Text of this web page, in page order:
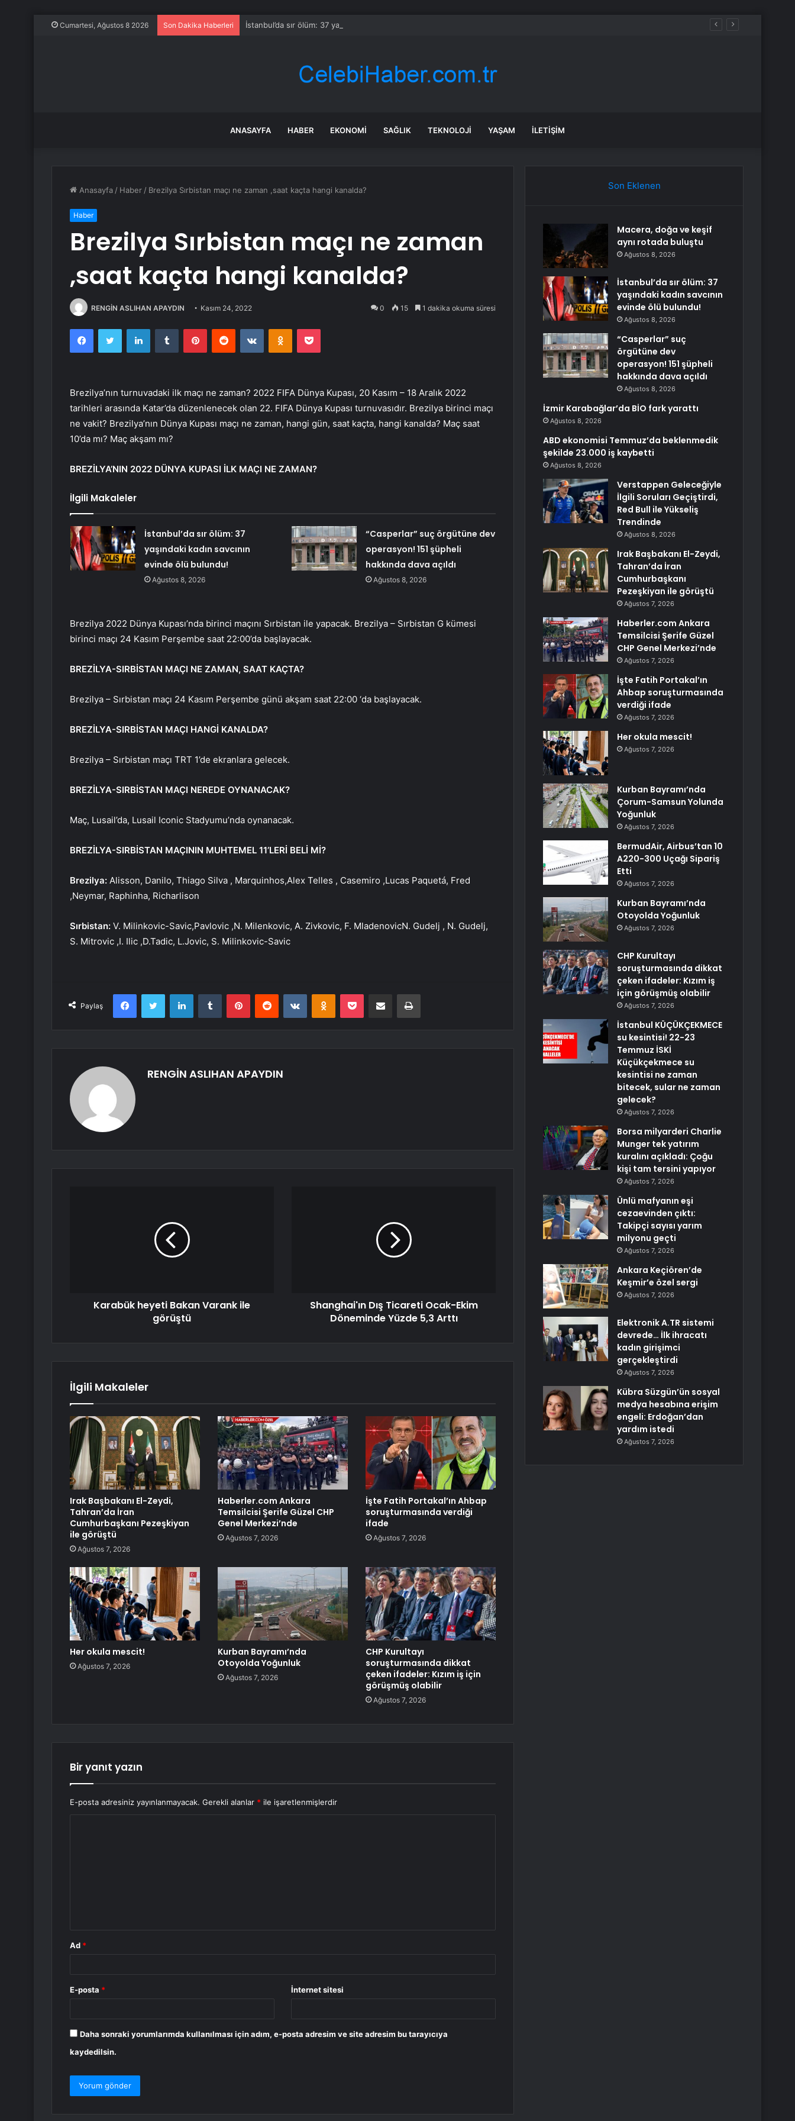
Cumartesi, Ağustos 8 2026 Son Dakika Haberleri İstanbul’da sır ölüm: 37 yaşındaki kadın savcının evinde ölü bulundu!
ANASAYFA HABER EKONOMI SAĞLIK TEKNOLOJI YAŞAM İLETIŞIM
Anasayfa / Haber / Brezilya Sırbistan maçı ne zaman ,saat kaçta hangi kanalda?
Haber
Brezilya Sırbistan maçı ne zaman
,saat kaçta hangi kanalda?
RENGİN ASLIHAN APAYDIN Kasım 24, 2022 0 15 1 dakika okuma süresi
FacebookTwitter LinkedInTumblr PinterestReddit VKontakteOdnoklassniki
Pocket
Brezilya’nın turnuvadaki ilk maçı ne zaman? 2022 FIFA Dünya Kupası, 20 Kasım – 18 Aralık 2022
tarihleri arasında Katar’da düzenlenecek olan 22. FIFA Dünya Kupası turnuvasıdır. Brezilya birinci maçı
ne vakit? Brezilya’nın Dünya Kupası maçı ne zaman, hangi gün, saat kaçta, hangi kanalda? Maç saat
10’da mı? Maç akşam mı?
BREZİLYA’NIN 2022 DÜNYA KUPASI İLK MAÇI NE ZAMAN?
İlgili Makaleler
İstanbul’da sır ölüm: 37
yaşındaki kadın savcının
evinde ölü bulundu!
Ağustos 8, 2026
“Casperlar” suç örgütüne dev
operasyon! 151 şüpheli
hakkında dava açıldı
Ağustos 8, 2026
Brezilya 2022 Dünya Kupası’nda birinci maçını Sırbistan ile yapacak. Brezilya – Sırbistan G kümesi
birinci maçı 24 Kasım Perşembe saat 22:00’da başlayacak.
BREZİLYA-SIRBİSTAN MAÇI NE ZAMAN, SAAT KAÇTA?
Brezilya – Sırbistan maçı 24 Kasım Perşembe günü akşam saat 22:00 ‘da başlayacak.
BREZİLYA-SIRBİSTAN MAÇI HANGİ KANALDA?
Brezilya – Sırbistan maçı TRT 1’de ekranlara gelecek.
BREZİLYA-SIRBİSTAN MAÇI NEREDE OYNANACAK?
Maç, Lusail’da, Lusail Iconic Stadyumu’nda oynanacak.
BREZİLYA-SIRBİSTAN MAÇININ MUHTEMEL 11’LERİ BELİ Mİ?
Brezilya: Alisson, Danilo, Thiago Silva , Marquinhos,Alex Telles , Casemiro ,Lucas Paquetá, Fred
,Neymar, Raphinha, Richarlison
Sırbistan: V. Milinkovic-Savic,Pavlovic ,N. Milenkovic, A. Zivkovic, F. MladenovicN. Gudelj , N. Gudelj,
S. Mitrovic ,I. Ilic ,D.Tadic, L.Jovic, S. Milinkovic-Savic
Paylaş
FacebookTwitter LinkedInTumblr PinterestReddit VKontakteOdnoklassniki
Pocket E-Posta ile paylaş Yazdır
RENGİN ASLIHAN APAYDIN
Karabük heyeti Bakan Varank ile
görüştü
Shanghai'ın Dış Ticareti Ocak-Ekim
Döneminde Yüzde 5,3 Arttı
İlgili Makaleler
Irak Başbakanı El-Zeydi,
Tahran’da İran
Cumhurbaşkanı Pezeşkiyan
ile görüştü
Ağustos 7, 2026
Haberler.com Ankara
Temsilcisi Şerife Güzel CHP
Genel Merkezi’nde
Ağustos 7, 2026
İşte Fatih Portakal’ın Ahbap
soruşturmasında verdiği
ifade
Ağustos 7, 2026
Her okula mescit!
Ağustos 7, 2026
Kurban Bayramı’nda
Otoyolda Yoğunluk
Ağustos 7, 2026
CHP Kurultayı
soruşturmasında dikkat
çeken ifadeler: Kızım iş için
görüşmüş olabilir
Ağustos 7, 2026
Bir yanıt yazın
E-posta adresiniz yayınlanmayacak. Gerekli alanlar * ile işaretlenmişlerdir
Ad *
E-posta * İnternet sitesi
Daha sonraki yorumlarımda kullanılması için adım, e-posta adresim ve site adresim bu tarayıcıya
kaydedilsin.
Son Eklenen
Macera, doğa ve keşif
aynı rotada buluştu
Ağustos 8, 2026
İstanbul’da sır ölüm: 37
yaşındaki kadın savcının
evinde ölü bulundu!
Ağustos 8, 2026
“Casperlar” suç
örgütüne dev
operasyon! 151 şüpheli
hakkında dava açıldı
Ağustos 8, 2026
İzmir Karabağlar’da BİO fark yarattı
Ağustos 8, 2026
ABD ekonomisi Temmuz’da beklenmedik
şekilde 23.000 iş kaybetti
Ağustos 8, 2026
Verstappen Geleceğiyle
İlgili Soruları Geçiştirdi,
Red Bull ile Yükseliş
Trendinde
Ağustos 8, 2026
Irak Başbakanı El-Zeydi,
Tahran’da İran
Cumhurbaşkanı
Pezeşkiyan ile görüştü
Ağustos 7, 2026
Haberler.com Ankara
Temsilcisi Şerife Güzel
CHP Genel Merkezi’nde
Ağustos 7, 2026
İşte Fatih Portakal’ın
Ahbap soruşturmasında
verdiği ifade
Ağustos 7, 2026
Her okula mescit!
Ağustos 7, 2026
Kurban Bayramı’nda
Çorum-Samsun Yolunda
Yoğunluk
Ağustos 7, 2026
BermudAir, Airbus’tan 10
A220-300 Uçağı Sipariş
Etti
Ağustos 7, 2026
Kurban Bayramı’nda
Otoyolda Yoğunluk
Ağustos 7, 2026
CHP Kurultayı
soruşturmasında dikkat
çeken ifadeler: Kızım iş
için görüşmüş olabilir
Ağustos 7, 2026
İstanbul KÜÇÜKÇEKMECE
su kesintisi! 22-23
Temmuz İSKİ
Küçükçekmece su
kesintisi ne zaman
bitecek, sular ne zaman
gelecek?
Ağustos 7, 2026
Borsa milyarderi Charlie
Munger tek yatırım
kuralını açıkladı: Çoğu
kişi tam tersini yapıyor
Ağustos 7, 2026
Ünlü mafyanın eşi
cezaevinden çıktı:
Takipçi sayısı yarım
milyonu geçti
Ağustos 7, 2026
Ankara Keçiören’de
Keşmir’e özel sergi
Ağustos 7, 2026
Elektronik A.TR sistemi
devrede… İlk ihracatı
kadın girişimci
gerçekleştirdi
Ağustos 7, 2026
Kübra Süzgün’ün sosyal
medya hesabına erişim
engeli: Erdoğan’dan
yardım istedi
Ağustos 7, 2026